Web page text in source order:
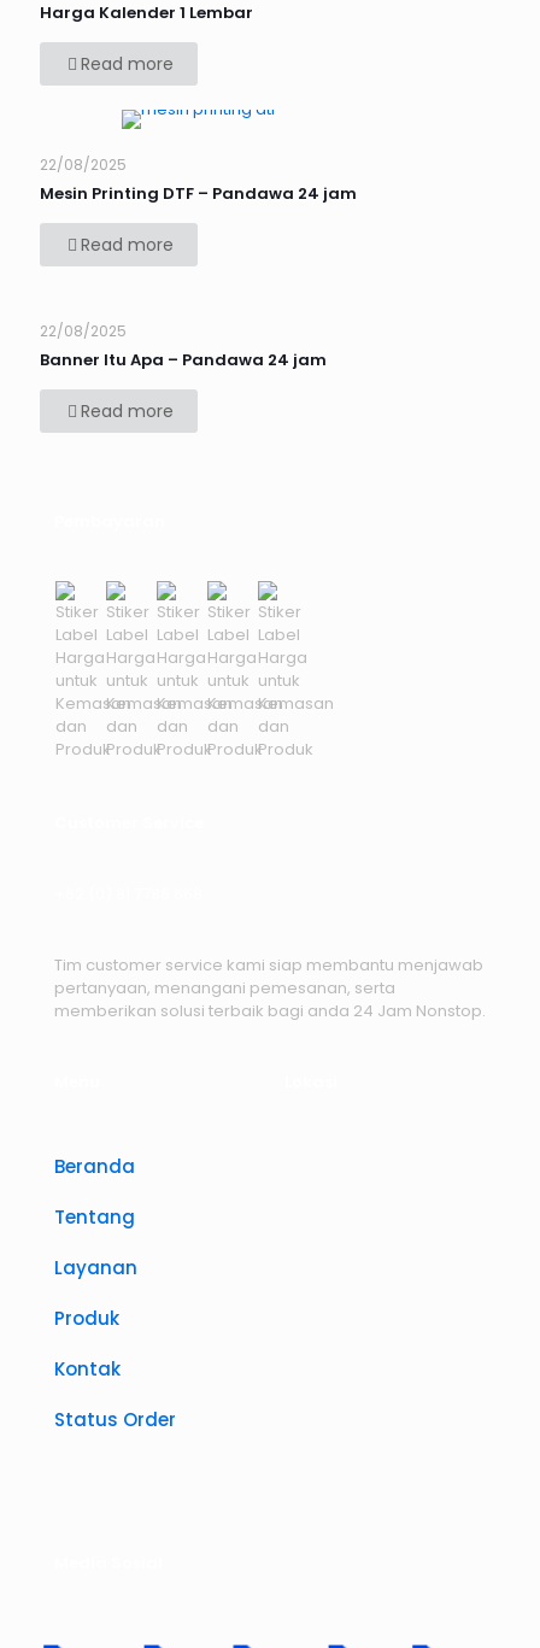
Harga Kalender 1 Lembar
Read more
22/08/2025
Mesin Printing DTF – Pandawa 24 jam
Read more
22/08/2025
Banner Itu Apa – Pandawa 24 jam
Read more
Tim customer service kami siap membantu menjawab
pertanyaan, menangani pemesanan, serta
memberikan solusi terbaik bagi anda 24 Jam Nonstop.
Beranda
Tentang
Layanan
Produk
Kontak
Status Order